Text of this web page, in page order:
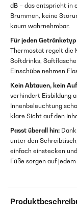
dB – das entspricht in
Brummen, keine
kaum wahrnehmbar.
Für jeden
Thermostat regelt die
Softdrinks,
Einschübe nehmen
Kein Abtauen, kein
verhindert Eisbildung
Innenbeleuchtung
klare Sicht auf den
Passt überall hin:
unter den
einfach einstecken
Füße sorgen auf